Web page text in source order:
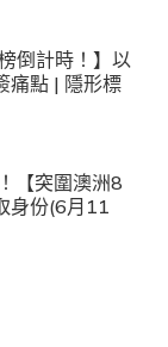
倒計時！】以
痛點 | 隱形標
【突圍澳洲8
身份(6月11